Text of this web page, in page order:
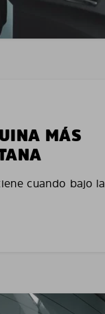
MÁS
cuando bajo la